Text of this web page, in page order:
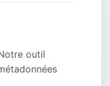
outil